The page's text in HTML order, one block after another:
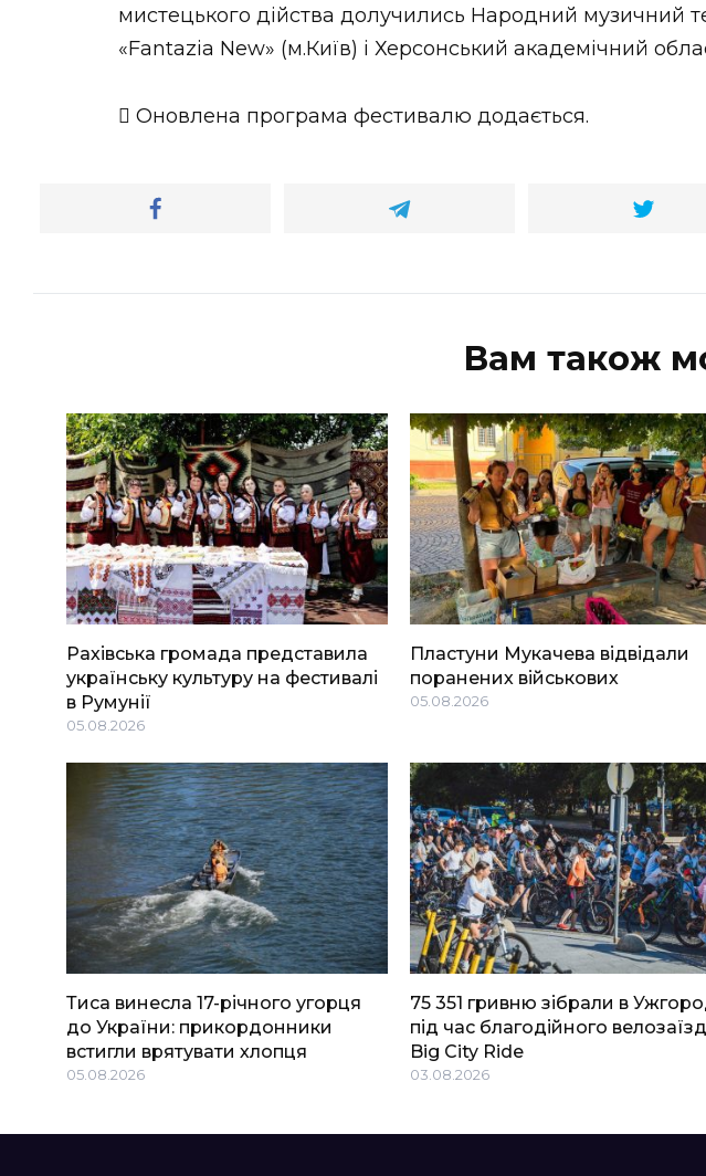
мистецького дійства долучились Народний музичний
«Fantazia New» (м.Київ) і Херсонський академічний
 Оновлена програма фестивалю додається.
Вам також
Рахівська громада представила
українську культуру на фестивалі
в Румунії
05.08.2026
Пластуни Мукачева відвідали
поранених військових
05.08.2026
Тиса винесла 17-річного угорця
до України: прикордонники
встигли врятувати хлопця
05.08.2026
75 351 гривню зібрали в
під час благодійного
Big Сity Ride
03.08.2026